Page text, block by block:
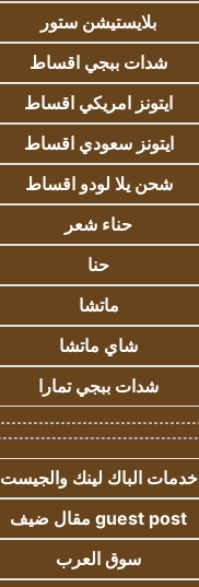
بلايستيشن ستور
شدات ببجي اقساط
ايتونز امريكي اقساط
ايتونز سعودي اقساط
شحن يلا لودو اقساط
حناء شعر
حنا
ماتشا
شاي ماتشا
شدات ببجي تمارا
خدمات الباك لينك والجيست
guest post مقال ضيف
سوق العرب